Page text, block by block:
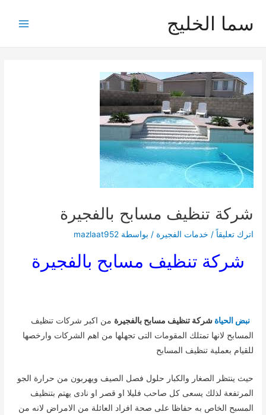
سما الخليج
شركة تنظيف مسابح بالفجيرة
اترك تعليقاً / خدمات الفجيرة / بواسطة mazlaat952
شركة تنظيف مسابح بالفجيرة
نبض الحياة شركة تنظيف مسابح بالفجيرة من اكبر شركات تنظيف
المسابح لانها تمتلك المقومات التى تجهلها من اهم الشركات وارخصها
للقيام بعملية تنظيف المسابح
حيث ينتظر الصغار والكبار حلول فصل الصيف ويهربون من حرارة الجو
المرتفعة لذلك يسعى كل صاحب فليلا او قصر او نادى يهتم بتنظيف
المسبح الخاص به حفاظا على صحة افراد العائلة من الامراض لانه من